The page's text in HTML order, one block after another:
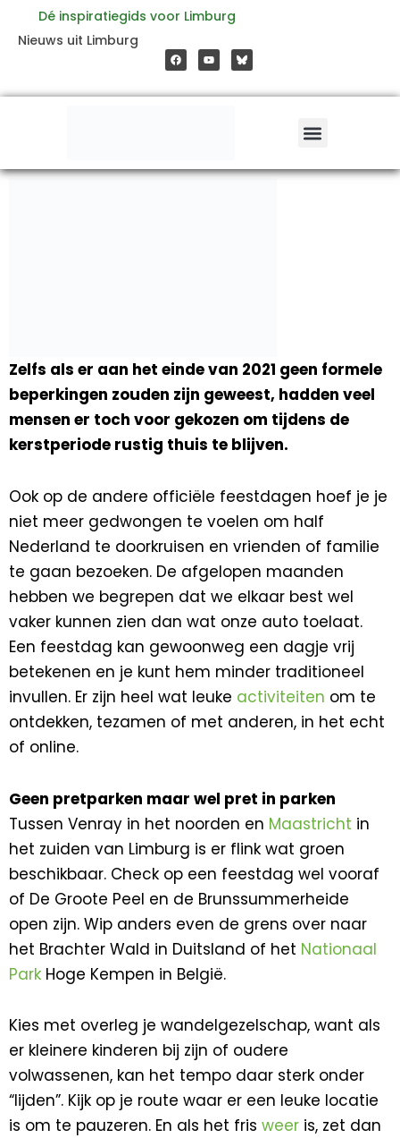
inhoud
Dé inspiratiegids voor Limburg
Nieuws uit Limburg
a
c
e
o
o
o
u
t
b
e
Zelfs als er aan het einde van 2021 geen formele
beperkingen zouden zijn geweest, hadden veel
mensen er toch voor gekozen om tijdens de
kerstperiode rustig thuis te blijven.
Ook op de andere officiële feestdagen hoef je je
niet meer gedwongen te voelen om half
Nederland te doorkruisen en vrienden of familie
te gaan bezoeken. De afgelopen maanden
hebben we begrepen dat we elkaar best wel
vaker kunnen zien dan wat onze auto toelaat.
Een feestdag kan gewoonweg een dagje vrij
betekenen en je kunt hem minder traditioneel
invullen. Er zijn heel wat leuke activiteiten om te
ontdekken, tezamen of met anderen, in het echt
of online.
Geen pretparken maar wel pret in parken
Tussen Venray in het noorden en Maastricht in
het zuiden van Limburg is er flink wat groen
beschikbaar. Check op een feestdag wel vooraf
of De Groote Peel en de Brunssummerheide
open zijn. Wip anders even de grens over naar
het Brachter Wald in Duitsland of het Nationaal
Park Hoge Kempen in België.
Kies met overleg je wandelgezelschap, want als
er kleinere kinderen bij zijn of oudere
volwassenen, kan het tempo daar sterk onder
“lijden”. Kijk op je route waar er een leuke locatie
is om te pauzeren. En als het fris weer is, zet dan